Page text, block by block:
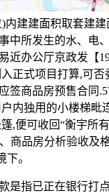
内建建面积取套建
中所发生的水、电
近办公厅京政发【
正式项目打算,可
签商品房预售合同
内独用的小楼梯毗
,便可收回“衡宇所
商品房分析验收及
下。
已正在银行打点